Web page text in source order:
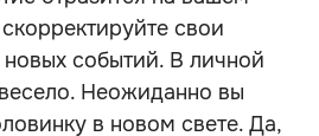
свои
событий. В личной
Неожиданно вы
в новом свете. Да,